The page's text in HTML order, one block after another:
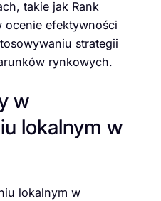
takie jak Rank
ocenie efektywności
strategii
rynkowych.
w
lokalnym w
lokalnym w